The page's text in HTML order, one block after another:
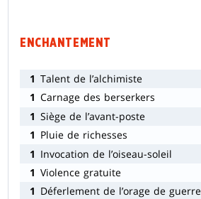
ENCHANTEMENT
1 Talent de l’alchimiste
1 Carnage des berserkers
1 Siège de l’avant-poste
1 Pluie de richesses
1 Invocation de l’oiseau-soleil
1 Violence gratuite
1 Déferlement de l’orage de guerre